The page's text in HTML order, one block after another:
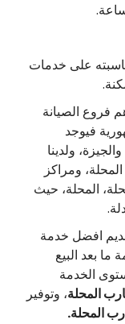
على خدمات
الصيانة
فيوجد
ولدينا
ومراكز
المحلة، حيث
افضل خدمة
ما بعد البيع
الخدمة
المحلة، وتوفير
المحلة.